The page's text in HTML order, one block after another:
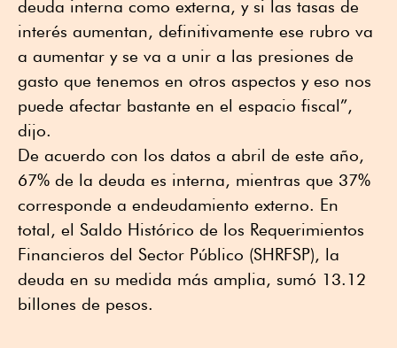
deuda interna como externa, y si las tasas de
interés aumentan, definitivamente ese rubro va
a aumentar y se va a unir a las presiones de
gasto que tenemos en otros aspectos y eso nos
puede afectar bastante en el espacio fiscal”,
dijo.
De acuerdo con los datos a abril de este año,
67% de la deuda es interna, mientras que 37%
corresponde a endeudamiento externo. En
total, el Saldo Histórico de los Requerimientos
Financieros del Sector Público (SHRFSP), la
deuda en su medida más amplia, sumó 13.12
billones de pesos.